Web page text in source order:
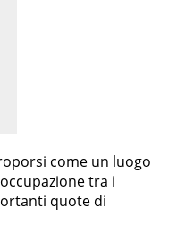
come un luogo
tra i
quote di